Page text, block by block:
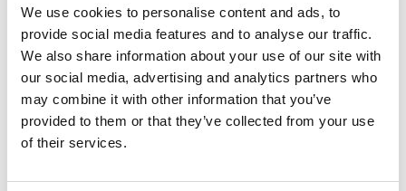
We use cookies to personalise content and ads, to
provide social media features and to analyse our traffic.
We also share information about your use of our site with
our social media, advertising and analytics partners who
may combine it with other information that you’ve
provided to them or that they’ve collected from your use
of their services.
spirituali e soprattutto psicologiche, atte a favorire un
dato evento, attraverso una maggiore predisposizione
individuale all’evento stesso di cui si desidera la
realizzazione.